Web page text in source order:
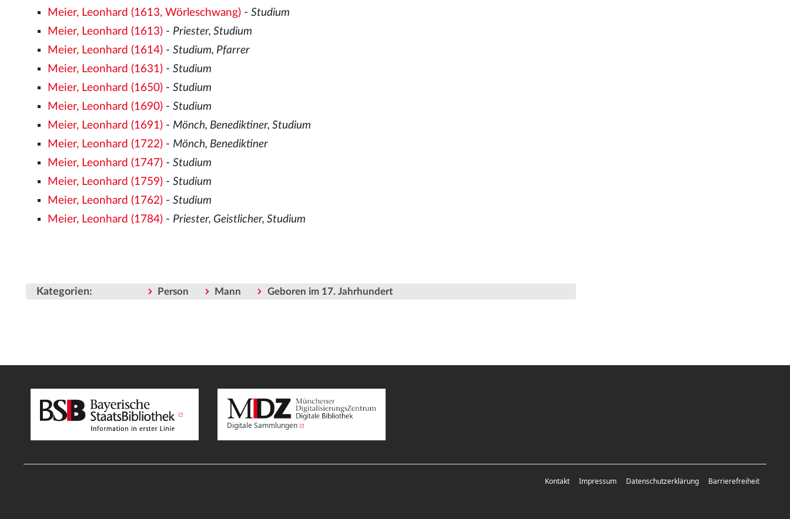
Meier, Leonhard (1613, Wörleschwang) -Studium
Meier, Leonhard (1613) - Priester, Studium
Meier, Leonhard (1614) -Studium, Pfarrer
Meier, Leonhard (1631) -Studium
Meier, Leonhard (1650) -Studium
Meier, Leonhard (1690) -Studium
Meier, Leonhard (1691) - Mönch, Benediktiner, Studium
Meier, Leonhard (1722) - Mönch, Benediktiner
Meier, Leonhard (1747) -Studium
Meier, Leonhard (1759) -Studium
Meier, Leonhard (1762) -Studium
Meier, Leonhard (1784) - Priester, Geistlicher, Studium
Kategorien: Person Mann Geboren im 17. Jahrhundert
Digitale Sammlungen
Kontakt Impressum Datenschutzerklärung Barrierefreiheit